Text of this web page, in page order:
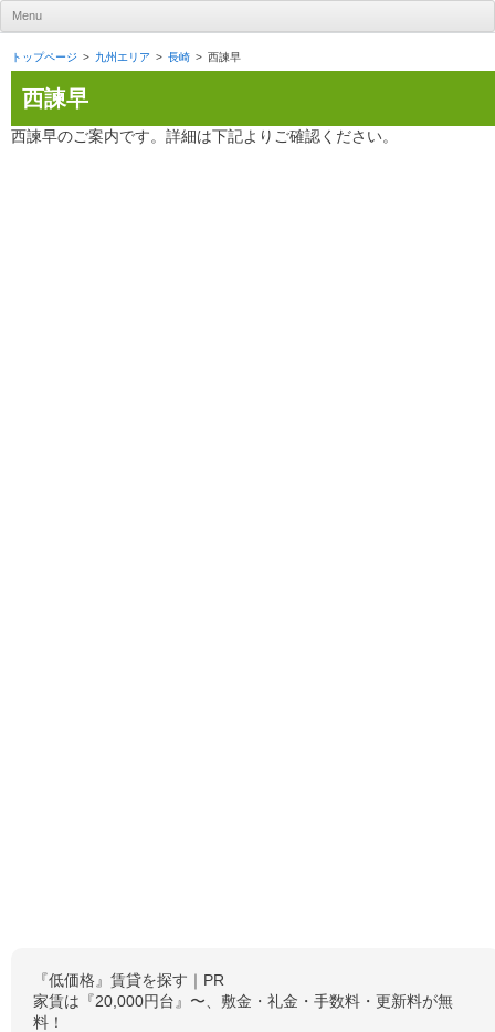
UR賃貸住宅ナビ
Menu
トップページ 九州エリア 長崎 西諫早
西諫早
西諫早のご案内です。詳細は下記よりご確認ください。
『低価格』賃貸を探す｜PR
家賃は『20,000円台』〜、敷金・礼金・手数料・更新料が無
料！